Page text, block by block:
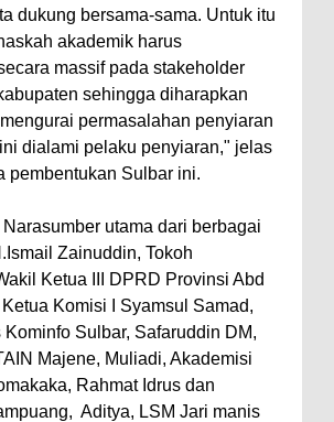
dukung bersama-sama. Untuk itu
akademik harus
massif pada stakeholder
sehingga diharapkan
permasalahan penyiaran
dialami pelaku penyiaran," jelas
pembentukan Sulbar ini.
utama dari berbagai
Zainuddin, Tokoh
Ketua III DPRD Provinsi Abd
Komisi I Syamsul Samad,
Sulbar, Safaruddin DM,
Majene, Muliadi, Akademisi
Rahmat Idrus dan
Aditya, LSM Jari manis